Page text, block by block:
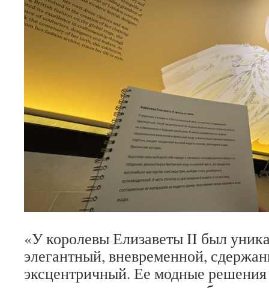
«У королевы Елизаветы II был
элегантный, вневременной,
эксцентричный. Ее модные решения